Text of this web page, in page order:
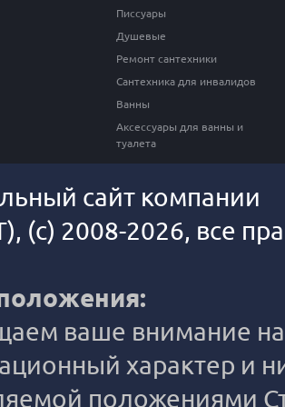
Писсуары
Душевые
Ремонт сантехники
Сантехника для инвалидов
Ванны
Аксессуары для ванны и
туалета
сайт компании
(c) 2008-2026, все
ваше внимание на
характер и
положениями